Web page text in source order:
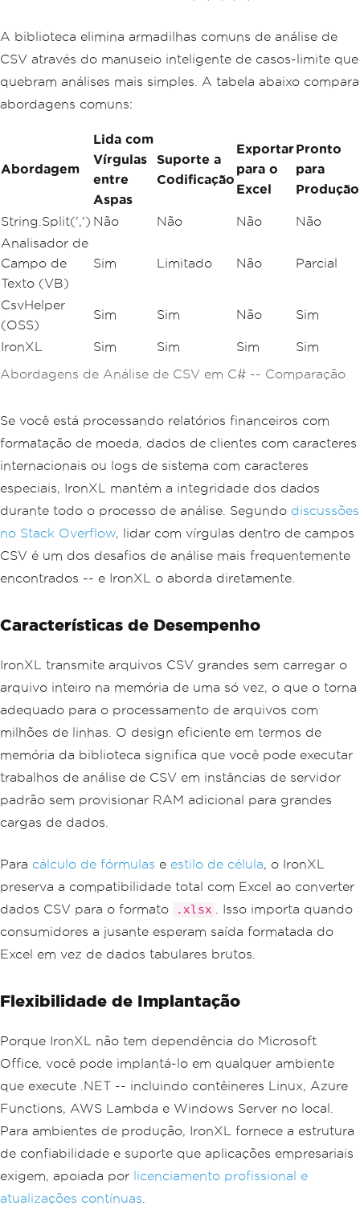
A biblioteca elimina armadilhas comuns de análise de
CSV através do manuseio inteligente de casos-limite que
quebram análises mais simples. A tabela abaixo compara
abordagens comuns:
Abordagens de Análise de CSV em C# -- Comparação
Abordagem
Lida com
Vírgulas
entre
Aspas
Suporte a
Codificação
Exportar
para o
Excel
Pronto
para
Produção
String.Split(',') Não Não Não
Não
Analisador de
Campo de
Texto (VB)
Sim Limitado Não Parcial
CsvHelper
(OSS)
Sim Sim Não Sim
IronXL Sim Sim Sim Sim
Se você está processando relatórios financeiros com
formatação de moeda, dados de clientes com caracteres
internacionais ou logs de sistema com caracteres
especiais, IronXL mantém a integridade dos dados
durante todo o processo de análise. Segundo discussões
no Stack Overflow, lidar com vírgulas dentro de campos
CSV é um dos desafios de análise mais frequentemente
encontrados -- e IronXL o aborda diretamente.
Características de Desempenho
IronXL transmite arquivos CSV grandes sem carregar o
arquivo inteiro na memória de uma só vez, o que o torna
adequado para o processamento de arquivos com
milhões de linhas. O design eficiente em termos de
memória da biblioteca significa que você pode executar
trabalhos de análise de CSV em instâncias de servidor
padrão sem provisionar RAM adicional para grandes
cargas de dados.
Para cálculo de fórmulas e estilo de célula, o IronXL
preserva a compatibilidade total com Excel ao converter
dados CSV para o formato
.xlsx
. Isso importa quando
consumidores a jusante esperam saída formatada do
Excel em vez de dados tabulares brutos.
Flexibilidade de Implantação
Porque IronXL não tem dependência do Microsoft
Office, você pode implantá-lo em qualquer ambiente
que execute .NET -- incluindo contêineres Linux, Azure
Functions, AWS Lambda e Windows Server no local.
Para ambientes de produção, IronXL fornece a estrutura
de confiabilidade e suporte que aplicações empresariais
exigem, apoiada por licenciamento profissional e
atualizações contínuas